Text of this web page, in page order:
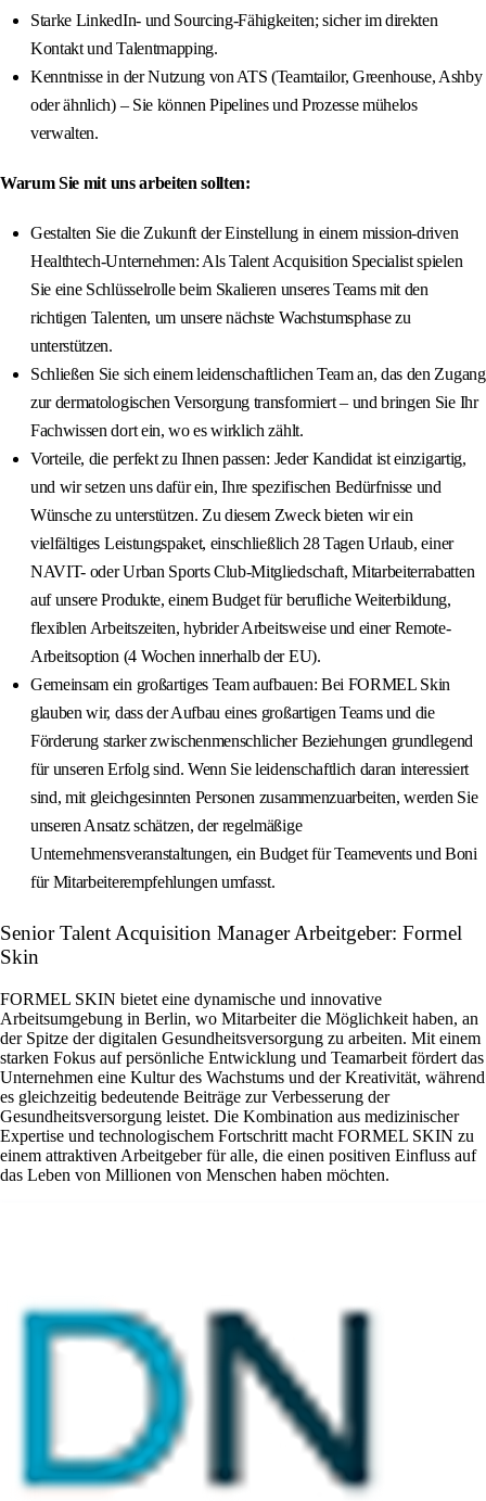
Starke LinkedIn- und Sourcing-Fähigkeiten; sicher im direkten
Kontakt und Talentmapping.
Kenntnisse in der Nutzung von ATS (Teamtailor, Greenhouse, Ashby
oder ähnlich) – Sie können Pipelines und Prozesse mühelos
verwalten.
Warum Sie mit uns arbeiten sollten:
Gestalten Sie die Zukunft der Einstellung in einem mission-driven
Healthtech-Unternehmen: Als Talent Acquisition Specialist spielen
Sie eine Schlüsselrolle beim Skalieren unseres Teams mit den
richtigen Talenten, um unsere nächste Wachstumsphase zu
unterstützen.
Schließen Sie sich einem leidenschaftlichen Team an, das den Zugang
zur dermatologischen Versorgung transformiert – und bringen Sie Ihr
Fachwissen dort ein, wo es wirklich zählt.
Vorteile, die perfekt zu Ihnen passen: Jeder Kandidat ist einzigartig,
und wir setzen uns dafür ein, Ihre spezifischen Bedürfnisse und
Wünsche zu unterstützen. Zu diesem Zweck bieten wir ein
vielfältiges Leistungspaket, einschließlich 28 Tagen Urlaub, einer
NAVIT- oder Urban Sports Club-Mitgliedschaft, Mitarbeiterrabatten
auf unsere Produkte, einem Budget für berufliche Weiterbildung,
flexiblen Arbeitszeiten, hybrider Arbeitsweise und einer Remote-
Arbeitsoption (4 Wochen innerhalb der EU).
Gemeinsam ein großartiges Team aufbauen: Bei FORMEL Skin
glauben wir, dass der Aufbau eines großartigen Teams und die
Förderung starker zwischenmenschlicher Beziehungen grundlegend
für unseren Erfolg sind. Wenn Sie leidenschaftlich daran interessiert
sind, mit gleichgesinnten Personen zusammenzuarbeiten, werden Sie
unseren Ansatz schätzen, der regelmäßige
Unternehmensveranstaltungen, ein Budget für Teamevents und Boni
für Mitarbeiterempfehlungen umfasst.
Senior Talent Acquisition Manager Arbeitgeber: Formel
Skin
FORMEL SKIN bietet eine dynamische und innovative
Arbeitsumgebung in Berlin, wo Mitarbeiter die Möglichkeit haben, an
der Spitze der digitalen Gesundheitsversorgung zu arbeiten. Mit einem
starken Fokus auf persönliche Entwicklung und Teamarbeit fördert das
Unternehmen eine Kultur des Wachstums und der Kreativität, während
es gleichzeitig bedeutende Beiträge zur Verbesserung der
Gesundheitsversorgung leistet. Die Kombination aus medizinischer
Expertise und technologischem Fortschritt macht FORMEL SKIN zu
einem attraktiven Arbeitgeber für alle, die einen positiven Einfluss auf
das Leben von Millionen von Menschen haben möchten.